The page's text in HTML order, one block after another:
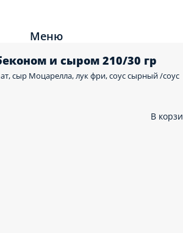
Меню
и сыром 210/30 гр
сыр Моцарелла, лук фри, соус сырный /соус
В